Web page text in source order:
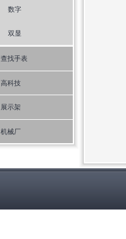
数字
双显
查找手表
高科技
展示架
机械厂